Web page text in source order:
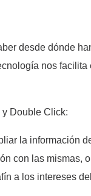
desde dónde
nos
Double Click:
la
con las mismas,
a los intereses